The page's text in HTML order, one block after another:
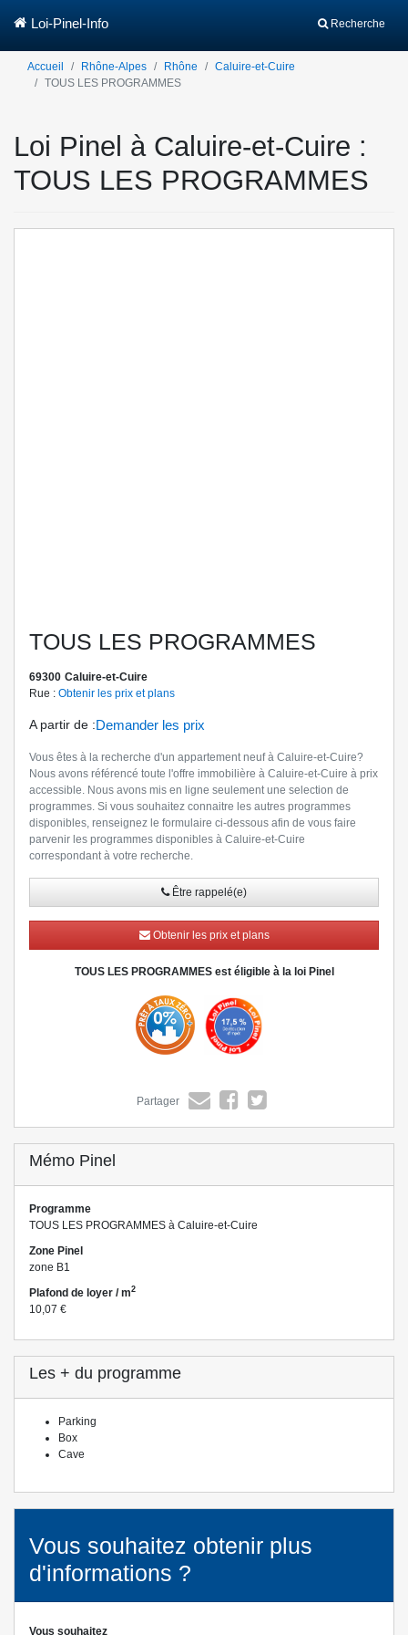
Recherche
Loi-Pinel-Info
Accueil Rhône-Alpes Rhône
Caluire-et-Cuire
TOUS LES PROGRAMMES
Loi Pinel à Caluire-et-Cuire :
TOUS LES PROGRAMMES
TOUS LES PROGRAMMES
69300 Caluire-et-Cuire
Rue : Obtenir les prix et plans
A partir de :Demander les prix
Vous êtes à la recherche d'un appartement neuf à Caluire-et-Cuire?
Nous avons référencé toute l'offre immobilière à Caluire-et-Cuire à prix
accessible. Nous avons mis en ligne seulement une selection de
programmes. Si vous souhaitez connaitre les autres programmes
disponibles, renseignez le formulaire ci-dessous afin de vous faire
parvenir les programmes disponibles à Caluire-et-Cuire
correspondant à votre recherche.
» Lire la suite
Être rappelé(e)
Obtenir les prix et plans
TOUS LES PROGRAMMES est éligible à la loi Pinel
Partager
Mémo Pinel
Programme
TOUS LES PROGRAMMES à Caluire-et-Cuire
Zone Pinel
zone B1
Plafond de loyer / m2
10,07 €
Les + du programme
Parking
Box
Cave
Vous souhaitez obtenir plus
d'informations ?
Vous souhaitez